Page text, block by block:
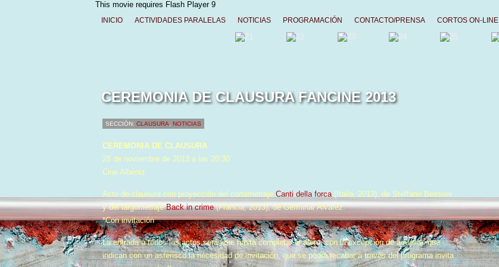
This movie requires Flash Player 9
INICIO ACTIVIDADES PARALELAS NOTICIAS PROGRAMACIÓN CONTACTO/PRENSA CORTOS ON-LINE
CEREMONIA DE CLAUSURA FANCINE 2013
SECCIÓN: CLAUSURA NOTICIAS
CEREMONIA DE CLAUSURA
28 de noviembre de 2013 a las 20:30
Cine Albéniz
Acto de clausura con proyección del cortometraje Canti della forca(Italia, 2013), de Steffano Bessoni
y del largometrajeBack in crime(Francia, 2013), de Germinal Álvarez.
*Con invitación
La entrada a todos los actos será libre hasta completar el aforo, con la excepción de aquellas que
indican con un asterisco la necesidad de invitación, que se podrá recabar a través del programa invita